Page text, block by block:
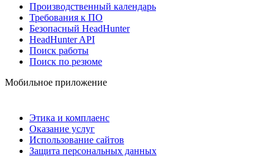
Производственный календарь
Требования к ПО
Безопасный HeadHunter
HeadHunter API
Поиск работы
Поиск по резюме
Мобильное приложение
Этика и комплаенс
Оказание услуг
Использование сайтов
Защита персональных данных